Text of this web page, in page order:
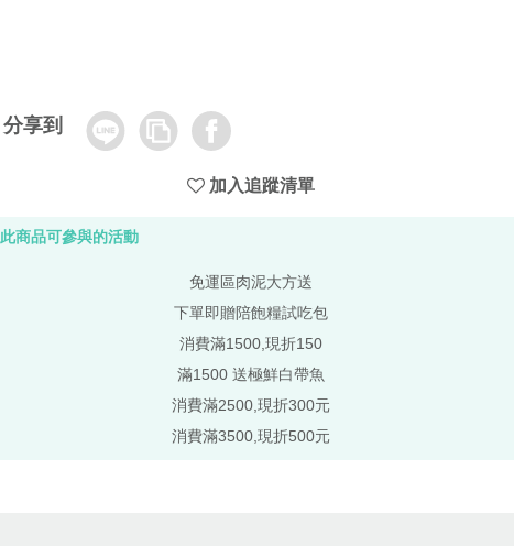
分享到 Line
Copy
Link
Facebook
加入追蹤清單
此商品可參與的活動
免運區肉泥大方送
下單即贈陪飽糧試吃包
消費滿1500,現折150
滿1500 送極鮮白帶魚
消費滿2500,現折300元
消費滿3500,現折500元